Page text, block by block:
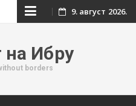
Skip
content
9. август 2026.
на Ибру
borders